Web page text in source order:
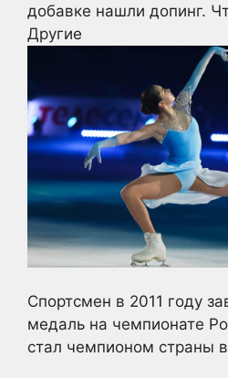
добавке нашли допинг.
Другие
Спортсмен в 2011 году
медаль на чемпионате
стал чемпионом страны